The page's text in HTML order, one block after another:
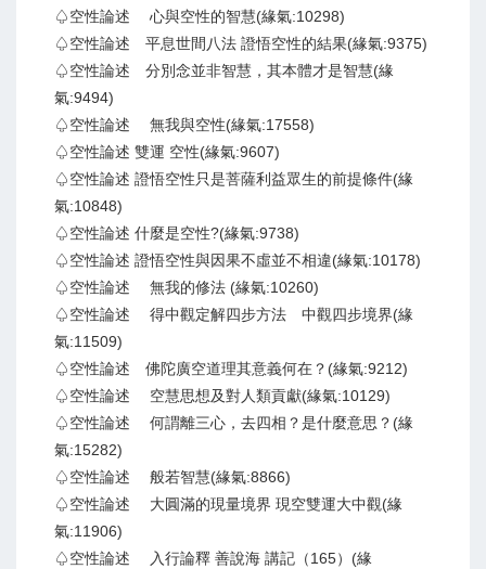
♤空性論述 心與空性的智慧(緣氣:10298)
♤空性論述 平息世間八法 證悟空性的結果(緣氣:9375)
♤空性論述 分別念並非智慧，其本體才是智慧(緣
氣:9494)
♤空性論述 無我與空性(緣氣:17558)
♤空性論述 雙運 空性(緣氣:9607)
♤空性論述 證悟空性只是菩薩利益眾生的前提條件(緣
氣:10848)
♤空性論述 什麼是空性?(緣氣:9738)
♤空性論述 證悟空性與因果不虛並不相違(緣氣:10178)
♤空性論述 無我的修法 (緣氣:10260)
♤空性論述 得中觀定解四步方法 中觀四步境界(緣
氣:11509)
♤空性論述 佛陀廣空道理其意義何在？(緣氣:9212)
♤空性論述 空慧思想及對人類貢獻(緣氣:10129)
♤空性論述 何謂離三心，去四相？是什麼意思？(緣
氣:15282)
♤空性論述 般若智慧(緣氣:8866)
♤空性論述 大圓滿的現量境界 現空雙運大中觀(緣
氣:11906)
♤空性論述 入行論釋 善說海 講記（165）(緣